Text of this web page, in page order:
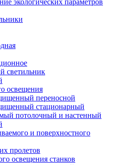
экологических параметров
светильник
освещения
переносной
стационарный
потолочный и настенный
и поверхностного
пролетов
освещения станков